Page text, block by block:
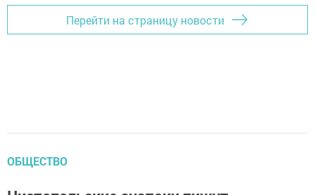
Перейти на страницу новости
ОБЩЕСТВО